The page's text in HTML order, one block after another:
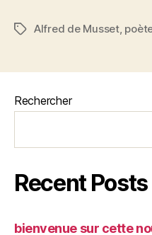
Étiquettes
Alfred de Musset,
Rechercher
Recent Posts
bienvenue sur cette